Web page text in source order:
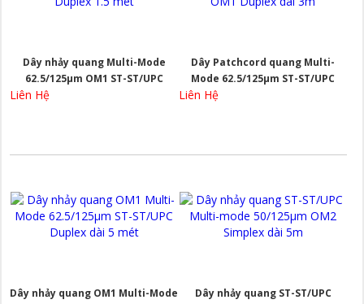
Dây nhảy quang Multi-Mode
62.5/125µm OM1 ST-ST/UPC
Liên Hệ
Dây Patchcord quang Multi-
Mode 62.5/125µm ST-ST/UPC
OM1 Duplex dài 3m
Liên Hệ
Dây nhảy quang OM1 Multi-Mode
Dây nhảy quang ST-ST/UPC